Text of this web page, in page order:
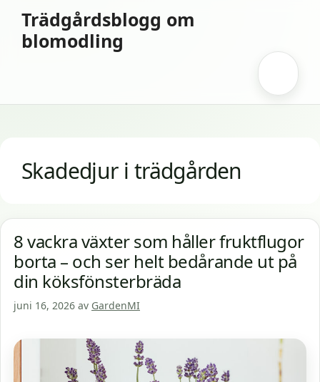
innehåll
Trädgårdsblogg om
blomodling
Skadedjur i trädgården
8 vackra växter som håller fruktflugor
borta – och ser helt bedårande ut på
din köksfönsterbräda
juni 16, 2026 av GardenMI